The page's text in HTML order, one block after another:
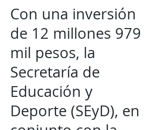
Con una inversión
de 12 millones 979
mil pesos, la
Secretaría de
Educación y
Deporte (SEyD), en